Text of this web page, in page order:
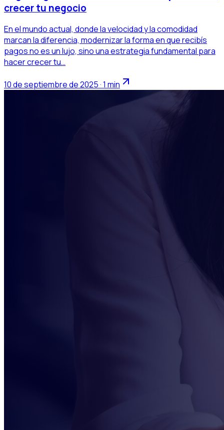
crecer tu negocio
En el mundo actual, donde la velocidad y la comodidad
marcan la diferencia, modernizar la forma en que recibís
pagos no es un lujo, sino una estrategia fundamental para
hacer crecer tu…
10 de septiembre de 2025 · 1 min